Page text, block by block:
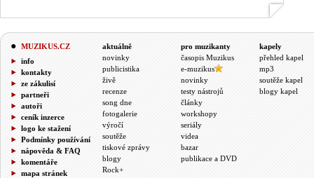
MUZIKUS.CZ
info
kontakty
ze zákulisí
partneři
autoři
ceník inzerce
logo ke stažení
Podmínky používání
nápověda & FAQ
komentáře
mapa stránek
aktuálně
novinky
publicistika
živě
recenze
song dne
fotogalerie
výročí
soutěže
tiskové zprávy
blogy
Rock+
pro muzikanty
časopis Muzikus
e-muzikus
novinky
testy nástrojů
články
workshopy
seriály
videa
bazar
publikace a DVD
kapely
přehled kapel
mp3
soutěže kapel
blogy kapel